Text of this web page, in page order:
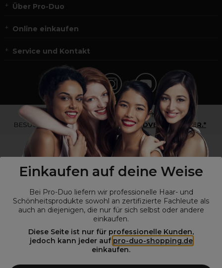
Einkaufen auf deine Weise
Bei Pro-Duo liefern wir professionelle Haar- und
Schönheitsprodukte sowohl an zertifizierte Fachleute als
auch an diejenigen, die nur für sich selbst oder andere
einkaufen.
Diese Seite ist nur für professionelle Kunden,
jedoch kann jeder auf pro-duo-shopping.de
einkaufen.
Über Pro-Duo
Online einkaufen
Service und Kontakt
*Du bist kein Profikunde?
BESUCHE
UNSERE WEBSEITE FÜR ENDVERBRAUCHER.*
© Alle Rechte vorbehalten © Pro-Duo2026
Pro-Duo ist Ihr zuverlässiger Partner für hochwertige Produkte im